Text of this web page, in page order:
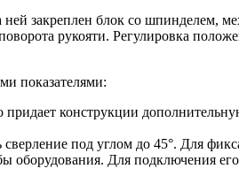
закреплен блок со шпинделем,
рукояти. Регулировка
показателями:
придает конструкции
под углом до 45°. Для
оборудования. Для подключения